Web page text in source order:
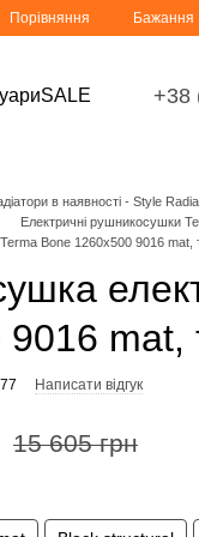
Порівняння Бажання
SALE +38
в наявності - Style
Електричні рушникосушки
Bone 1260x500 9016 mat,
9016 mat,
Написати відгук
15 605 грн